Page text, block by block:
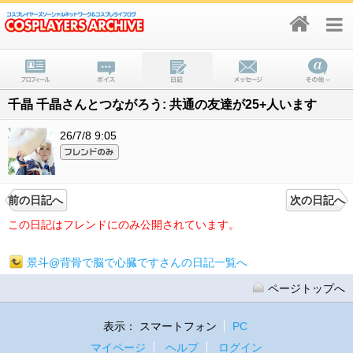
千晶 千晶さんとつながろう: 共通の友達が25+人います
26/7/8 9:05
前の日記へ
次の日記へ
この日記はフレンドにのみ公開されています。
景斗@背骨で脳で心臓ですさんの日記一覧へ
ページトップへ
表示： スマートフォン
PC
マイページ
ヘルプ ログイン